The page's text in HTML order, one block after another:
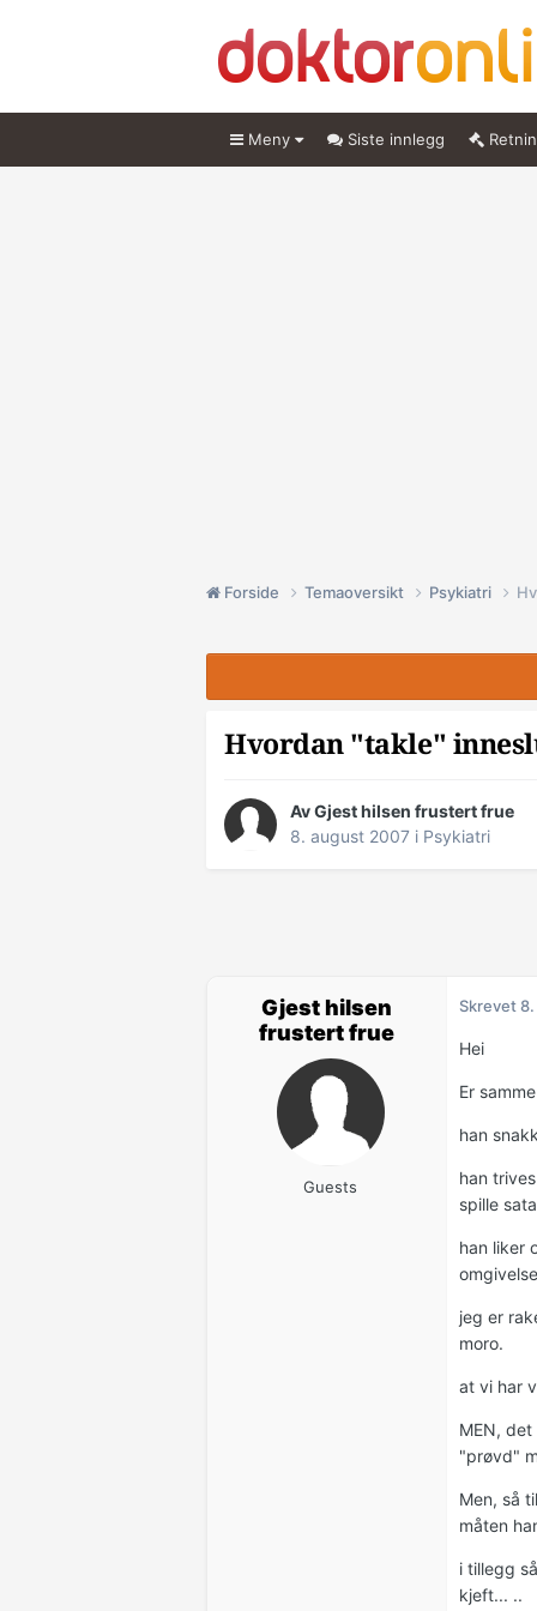
Meny Siste innlegg
Forside Temaoversikt Psykiatri
Hvordan "takle"
Av Gjest hilsen frustert frue
8. august 2007 i Psykiatri
Gjest hilsen
frustert frue
Guests
Skrevet
Hei
Er
han
han
spille
han liker
jeg er
moro.
at vi har
MEN,
"prøvd"
Men, så
måten
i tillegg
kjeft... ..